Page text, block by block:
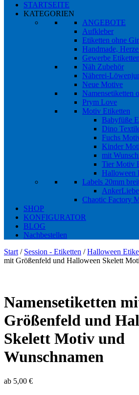
STARTSEITE
KATEGORIEN
ANGEBOTE
Aufkleber
Etiketten ohne
Handmade,
Gewerbe Etiketten
Näh Zubehör
Näherei-
Neue Motive
Namensetiketten
Prym Love
Motiv Etiketten
Babyfüße
Dino
Fuchs
Kinder
mit
Tier Motiv
Halloween
Labels 20mm
AnkerLiebe
Chaotic Factory
SHOP
KONFIGURATOR
BLOG
Nachbestellen
Start / Session - Etiketten /Halloween
mit Größenfeld und Halloween Skelett
Namensetiketten
Größenfeld und
Skelett Motiv und
Wunschnamen
ab 5,00 €